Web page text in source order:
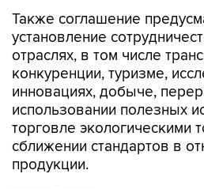
Также соглашение
установление
отраслях, в том числе
конкуренции, туризме,
инновациях, добыче,
использовании полезных
торговле экологическими
сближении стандартов в
продукции.